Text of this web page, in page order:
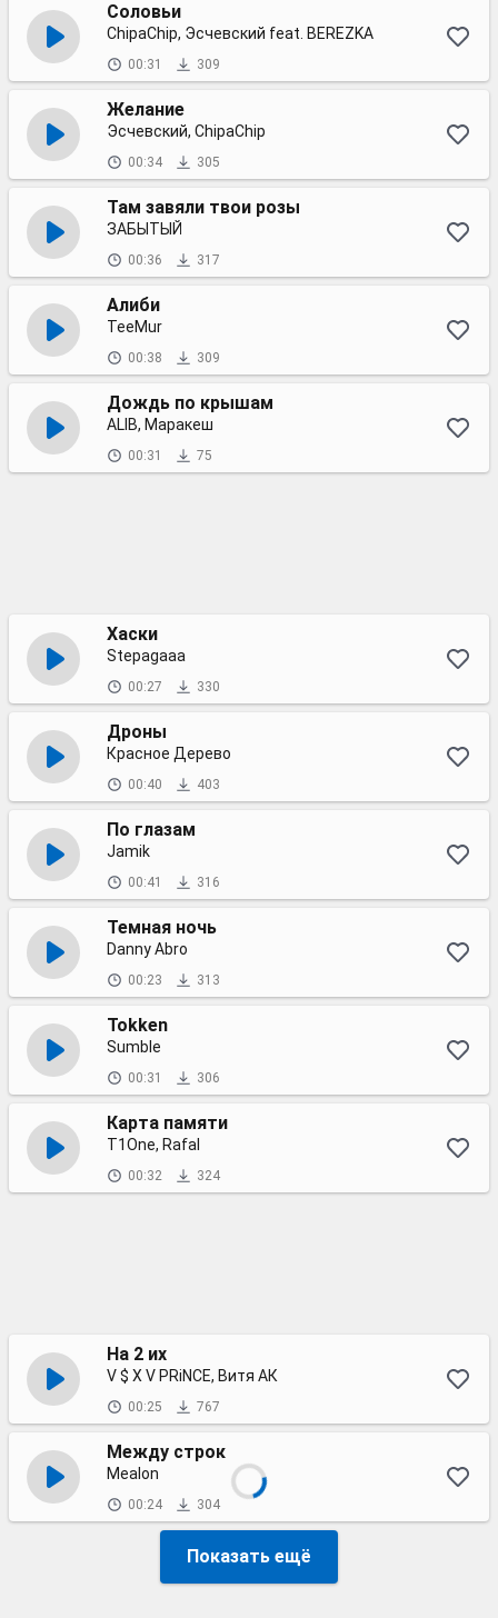
Соловьи
ChipaChip, Эсчевский feat. BEREZKA
00:31 309
Желание
Эсчевский, ChipaChip
00:34 305
Там завяли твои розы
ЗАБЫТЫЙ
00:36 317
Алиби
TeeMur
00:38 309
Дождь по крышам
ALIB, Маракеш
00:31 75
Хаски
Stepagaaa
00:27 330
Дроны
Красное Дерево
00:40 403
По глазам
Jamik
00:41 316
Темная ночь
Danny Abro
00:23 313
Tokken
Sumble
00:31 306
Карта памяти
T1One, Rafal
00:32 324
На 2 их
V $ X V PRiNCE, Витя АК
00:25 767
Между строк
Mealon
00:24 304
Показать ещё